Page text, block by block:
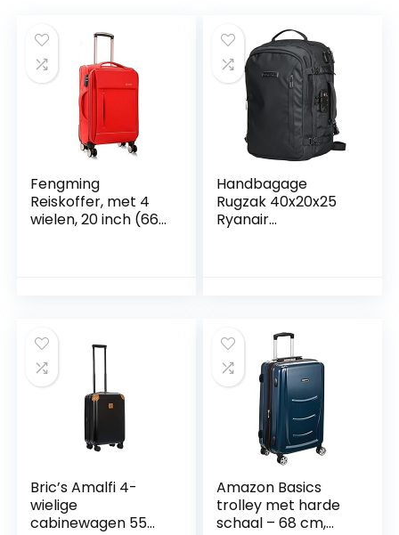
Fengming
Reiskoffer, met 4
wielen, 20 inch (66
Handbagage
Rugzak 40x20x25
Ryanair
40x20x25
Handbagage
Rugtas 20l, 15″
Laptopvak, Perfect
Voor Ryanair,
Easyjet
Bric’s Amalfi 4-
wielige
cabinewagen 55
Amazon Basics
trolley met harde
schaal – 68 cm,